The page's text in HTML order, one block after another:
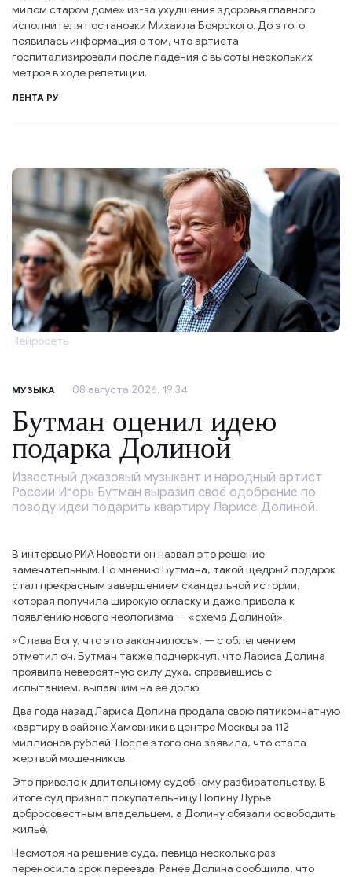
милом старом доме» из-за ухудшения здоровья главного
исполнителя постановки Михаила Боярского. До этого
появилась информация о том, что артиста
госпитализировали после падения с высоты нескольких
метров в ходе репетиции.
ЛЕНТА РУ
Нейросеть
МУЗЫКА 08 августа 2026, 19:34
Бутман оценил идею
подарка Долиной
Известный джазовый музыкант и народный артист
России Игорь Бутман выразил своё одобрение по
поводу идеи подарить квартиру Ларисе Долиной.
В интервью РИА Новости он назвал это решение
замечательным. По мнению Бутмана, такой щедрый подарок
стал прекрасным завершением скандальной истории,
которая получила широкую огласку и даже привела к
появлению нового неологизма — «схема Долиной».
«Слава Богу, что это закончилось», — с облегчением
отметил он. Бутман также подчеркнул, что Лариса Долина
проявила невероятную силу духа, справившись с
испытанием, выпавшим на её долю.
Два года назад Лариса Долина продала свою пятикомнатную
квартиру в районе Хамовники в центре Москвы за 112
миллионов рублей. После этого она заявила, что стала
жертвой мошенников.
Это привело к длительному судебному разбирательству. В
итоге суд признал покупательницу Полину Лурье
добросовестным владельцем, а Долину обязали освободить
жильё.
Несмотря на решение суда, певица несколько раз
переносила срок переезда. Ранее Долина сообщила, что